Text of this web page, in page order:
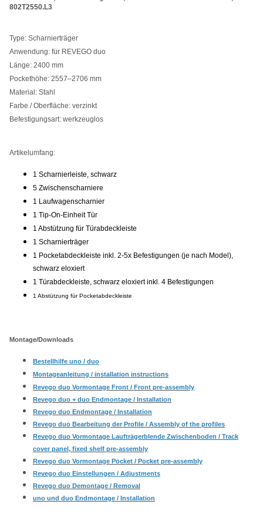
802T2550.L3
Type: Scharnierträger
Anwendung: für REVEGO duo
Länge: 2400 mm
Pockethöhe: 2557–2706 mm
Material: Stahl
Farbe / Oberfläche: verzinkt
Befestigungsart: werkzeuglos
Artikelumfang:
1 Scharnierleiste, schwarz
5 Zwischenscharniere
1 Laufwagenscharnier
1 Tip-On-Einheit Tür
1 Abstützung für Türabdeckleiste
1 Scharnierträger
1 Pocketabdeckleiste inkl. 2-5x Befestigungen (je nach Model),
schwarz eloxiert
1 Türabdeckleiste, schwarz eloxiert inkl. 4 Befestigungen
1 Abstützung für Pocketabdeckleiste
Montage/Downloads
Bestellhilfe uno / duo
Montageanleitung / installation instructions
Revego duo Vormontage Front / Front pre-assembly
Revego duo + duo Endmontage / Installation
Revego duo Endmontage / Installation
Revego duo Bearbeitung der Profile / Assembly of the profiles
Revego duo Vormontage Laufträgerblende Zwischenboden / Track
cover panel, fixed shelf pre-assembly
Revego duo Vormontage Pocket / Pocket pre-assembly
Revego duo Einstellungen / Adjustments
Revego duo Demontage / Removal
uno und duo Endmontage / Installation